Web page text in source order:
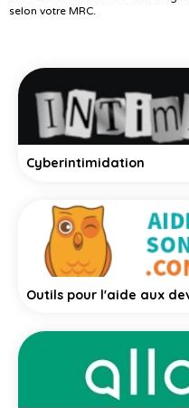
selon votre MRC.
Cyberintimidation
Outils pour l'aide aux